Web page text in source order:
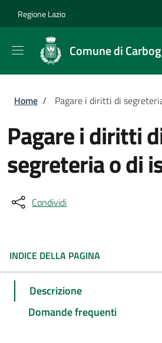
Regione Lazio
Comune di
Briciole di pane
Home / Pagare i diritti di
Pagare i diritti
segreteria o di
Condividi
INDICE DELLA PAGINA
Descrizione
Domande frequenti